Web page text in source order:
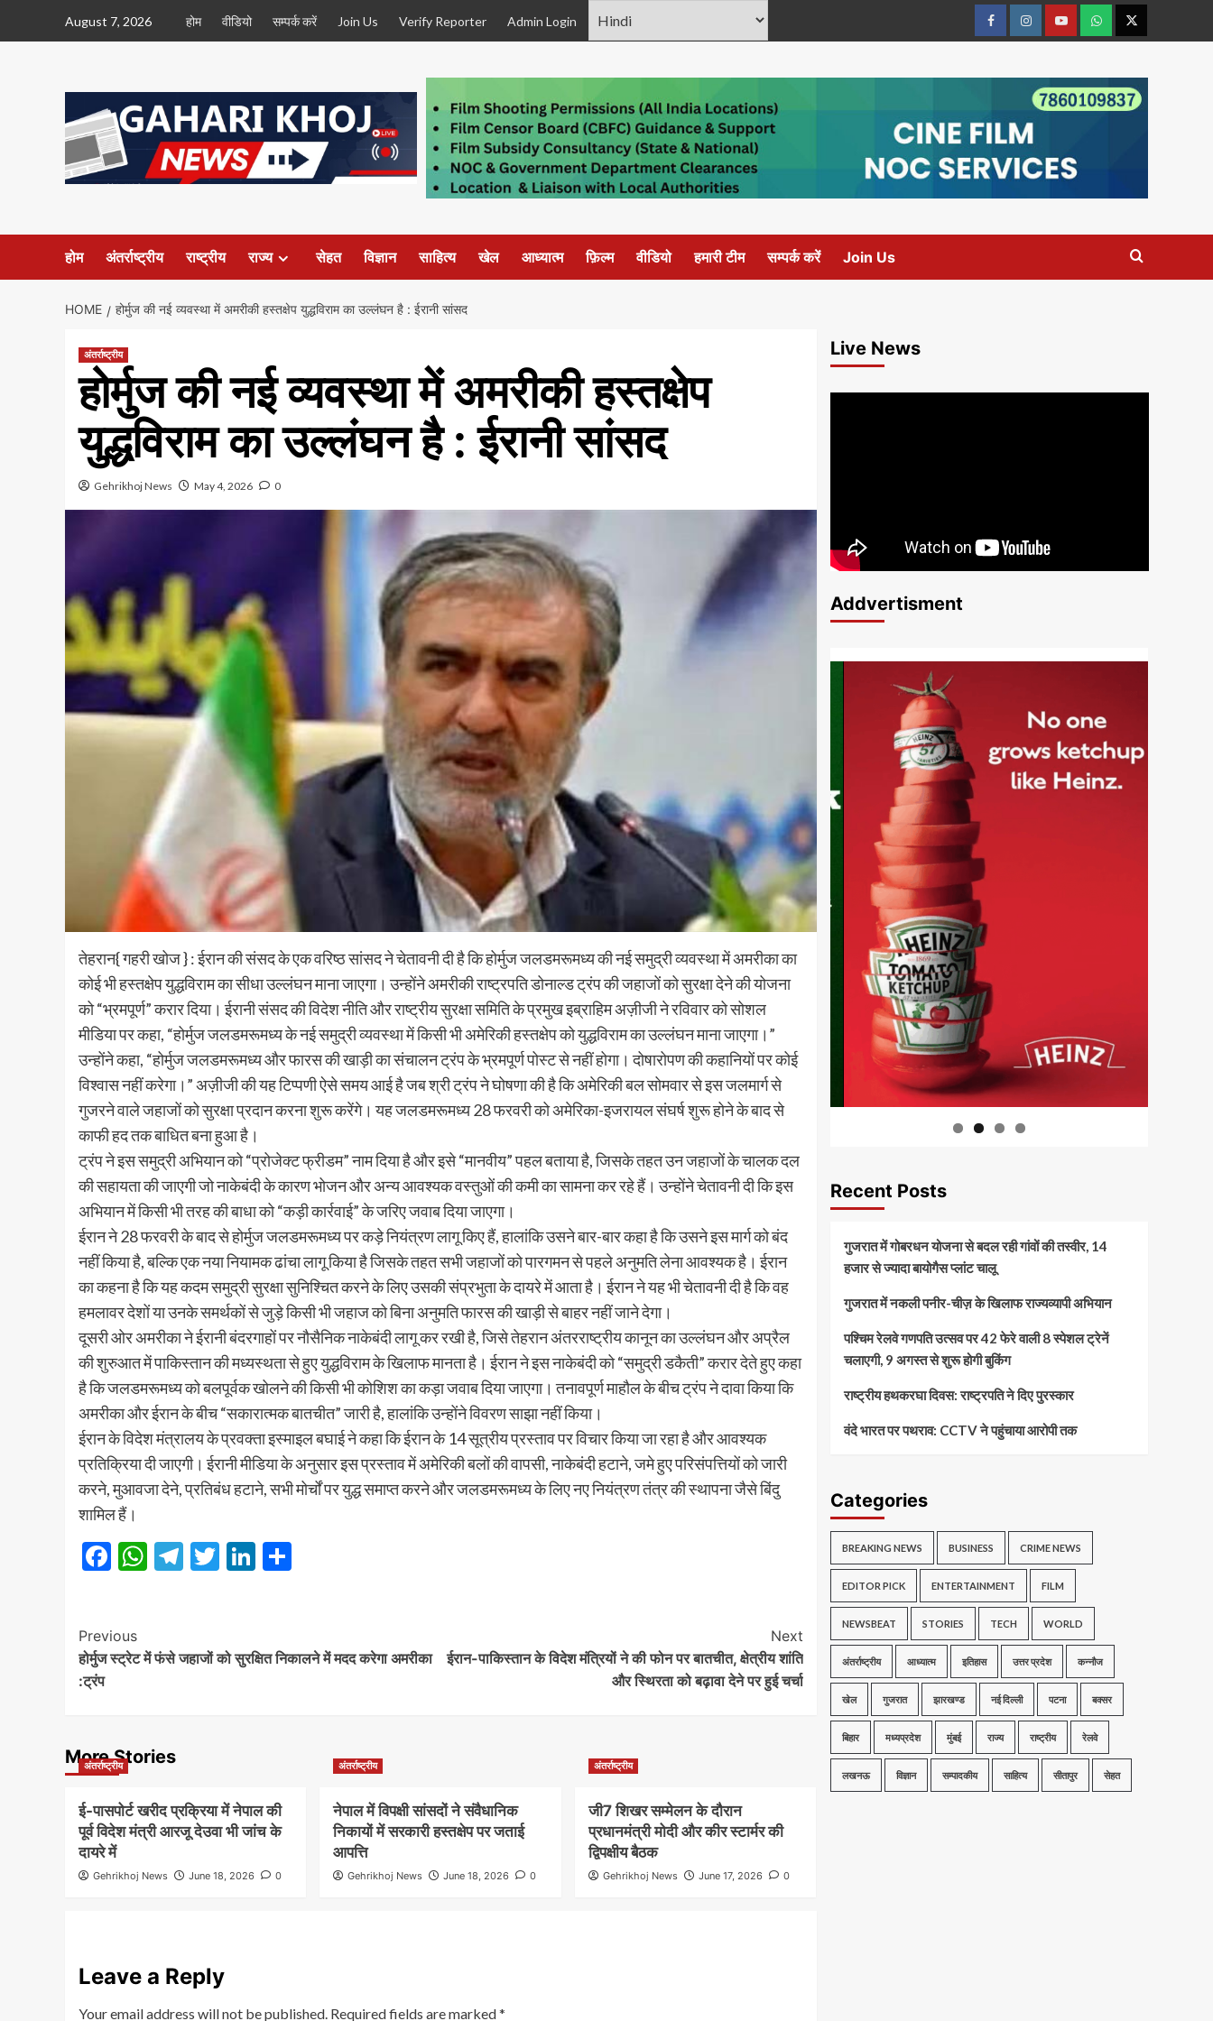
August 7, 2026 होम वीडियो सम्पर्क करें Join Us Verify Reporter Admin Login FacebookInstagramyoutubeWhatsTwitter
होम अंतर्राष्ट्रीय राष्ट्रीय राज्य सेहत विज्ञान साहित्य खेल आध्यात्म फ़िल्म वीडियो हमारी टीम सम्पर्क करें Join Us
HOME होर्मुज की नई व्यवस्था में अमरीकी हस्तक्षेप युद्धविराम का उल्लंघन है : ईरानी सांसद
अंतर्राष्ट्रीय
होर्मुज की नई व्यवस्था में अमरीकी हस्तक्षेप
युद्धविराम का उल्लंघन है : ईरानी सांसद
Gehrikhoj News May 4, 2026 0
तेहरान{ गहरी खोज } : ईरान की संसद के एक वरिष्ठ सांसद ने चेतावनी दी है कि होर्मुज जलडमरूमध्य की नई समुद्री व्यवस्था में अमरीका का
कोई भी हस्तक्षेप युद्धविराम का सीधा उल्लंघन माना जाएगा। उन्होंने अमरीकी राष्ट्रपति डोनाल्ड ट्रंप की जहाजों को सुरक्षा देने की योजना
को “भ्रमपूर्ण” करार दिया। ईरानी संसद की विदेश नीति और राष्ट्रीय सुरक्षा समिति के प्रमुख इब्राहिम अज़ीजी ने रविवार को सोशल
मीडिया पर कहा, “होर्मुज जलडमरूमध्य के नई समुद्री व्यवस्था में किसी भी अमेरिकी हस्तक्षेप को युद्धविराम का उल्लंघन माना जाएगा।”
उन्होंने कहा, “होर्मुज जलडमरूमध्य और फारस की खाड़ी का संचालन ट्रंप के भ्रमपूर्ण पोस्ट से नहीं होगा। दोषारोपण की कहानियों पर कोई
विश्वास नहीं करेगा।” अज़ीजी की यह टिप्पणी ऐसे समय आई है जब श्री ट्रंप ने घोषणा की है कि अमेरिकी बल सोमवार से इस जलमार्ग से
गुजरने वाले जहाजों को सुरक्षा प्रदान करना शुरू करेंगे। यह जलडमरूमध्य 28 फरवरी को अमेरिका-इजरायल संघर्ष शुरू होने के बाद से
काफी हद तक बाधित बना हुआ है।
ट्रंप ने इस समुद्री अभियान को “प्रोजेक्ट फ्रीडम” नाम दिया है और इसे “मानवीय” पहल बताया है, जिसके तहत उन जहाजों के चालक दल
की सहायता की जाएगी जो नाकेबंदी के कारण भोजन और अन्य आवश्यक वस्तुओं की कमी का सामना कर रहे हैं। उन्होंने चेतावनी दी कि इस
अभियान में किसी भी तरह की बाधा को “कड़ी कार्रवाई” के जरिए जवाब दिया जाएगा।
ईरान ने 28 फरवरी के बाद से होर्मुज जलडमरूमध्य पर कड़े नियंत्रण लागू किए हैं, हालांकि उसने बार-बार कहा है कि उसने इस मार्ग को बंद
नहीं किया है, बल्कि एक नया नियामक ढांचा लागू किया है जिसके तहत सभी जहाजों को पारगमन से पहले अनुमति लेना आवश्यक है। ईरान
का कहना है कि यह कदम समुद्री सुरक्षा सुनिश्चित करने के लिए उसकी संप्रभुता के दायरे में आता है। ईरान ने यह भी चेतावनी दी है कि वह
हमलावर देशों या उनके समर्थकों से जुड़े किसी भी जहाज को बिना अनुमति फारस की खाड़ी से बाहर नहीं जाने देगा।
दूसरी ओर अमरीका ने ईरानी बंदरगाहों पर नौसैनिक नाकेबंदी लागू कर रखी है, जिसे तेहरान अंतरराष्ट्रीय कानून का उल्लंघन और अप्रैल
की शुरुआत में पाकिस्तान की मध्यस्थता से हुए युद्धविराम के खिलाफ मानता है। ईरान ने इस नाकेबंदी को “समुद्री डकैती” करार देते हुए कहा
है कि जलडमरूमध्य को बलपूर्वक खोलने की किसी भी कोशिश का कड़ा जवाब दिया जाएगा। तनावपूर्ण माहौल के बीच ट्रंप ने दावा किया कि
अमरीका और ईरान के बीच “सकारात्मक बातचीत” जारी है, हालांकि उन्होंने विवरण साझा नहीं किया।
ईरान के विदेश मंत्रालय के प्रवक्ता इस्माइल बघाई ने कहा कि ईरान के 14 सूत्रीय प्रस्ताव पर विचार किया जा रहा है और आवश्यक
प्रतिक्रिया दी जाएगी। ईरानी मीडिया के अनुसार इस प्रस्ताव में अमेरिकी बलों की वापसी, नाकेबंदी हटाने, जमे हुए परिसंपत्तियों को जारी
करने, मुआवजा देने, प्रतिबंध हटाने, सभी मोर्चों पर युद्ध समाप्त करने और जलडमरूमध्य के लिए नए नियंत्रण तंत्र की स्थापना जैसे बिंदु
शामिल हैं।
Facebook
WhatsApp
Telegram
TwitterLinkedIn
Post
Navigation
Previous
होर्मुज स्ट्रेट में फंसे जहाजों को सुरक्षित निकालने में मदद करेगा अमरीका
:ट्रंप
Next
ईरान-पाकिस्तान के विदेश मंत्रियों ने की फोन पर बातचीत, क्षेत्रीय शांति
और स्थिरता को बढ़ावा देने पर हुई चर्चा
More Stories
अंतर्राष्ट्रीय
ई-पासपोर्ट खरीद प्रक्रिया में नेपाल की
पूर्व विदेश मंत्री आरजू देउवा भी जांच के
दायरे में
Gehrikhoj News June 18, 2026 0
अंतर्राष्ट्रीय
नेपाल में विपक्षी सांसदों ने संवैधानिक
निकायों में सरकारी हस्तक्षेप पर जताई
आपत्ति
Gehrikhoj News June 18, 2026 0
अंतर्राष्ट्रीय
जी7 शिखर सम्मेलन के दौरान
प्रधानमंत्री मोदी और कीर स्टार्मर की
द्विपक्षीय बैठक
Gehrikhoj News June 17, 2026 0
Leave a Reply
Your email address will not be published. Required fields are marked*
Live News
Addvertisment
Recent Posts
गुजरात में गोबरधन योजना से बदल रही गांवों की तस्वीर, 14
हजार से ज्यादा बायोगैस प्लांट चालू
गुजरात में नकली पनीर-चीज़ के खिलाफ राज्यव्यापी अभियान
पश्चिम रेलवे गणपति उत्सव पर 42 फेरे वाली 8 स्पेशल ट्रेनें
चलाएगी, 9 अगस्त से शुरू होगी बुकिंग
राष्ट्रीय हथकरघा दिवस: राष्ट्रपति ने दिए पुरस्कार
वंदे भारत पर पथराव: CCTV ने पहुंचाया आरोपी तक
Categories
BREAKING NEWS BUSINESS CRIME NEWS
EDITOR PICK ENTERTAINMENT FILM
NEWSBEAT STORIES TECH WORLD
अंतर्राष्ट्रीय आध्यात्म इतिहास उत्तर प्रदेश कन्नौज
खेल गुजरात झारखण्ड नई दिल्ली पटना बक्सर
बिहार मध्यप्रदेश मुंबई राज्य राष्ट्रीय रेलवे
लखनऊ विज्ञान सम्पादकीय साहित्य सीतापुर सेहत